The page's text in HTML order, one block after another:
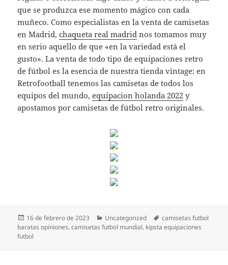
que se produzca ese momento mágico con cada
muñeco. Como especialistas en la venta de camisetas
en Madrid,chaqueta real madrid nos tomamos muy
en serio aquello de que «en la variedad está el
gusto». La venta de todo tipo de equipaciones retro
de fútbol es la esencia de nuestra tienda vintage: en
Retrofootball tenemos las camisetas de todos los
equipos del mundo,equipacion holanda 2022 y
apostamos por camisetas de fútbol retro originales.
Publicado
el
16 de febrero de 2023 Categorías
Uncategorized Etiquetas
camisetas futbol
baratas opiniones,camisetas futbol mundial, kipsta equipaciones
futbol